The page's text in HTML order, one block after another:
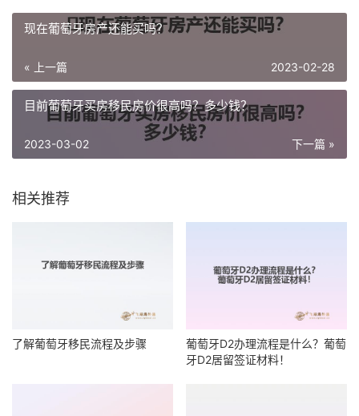
​现在葡萄牙房产还能买吗？
« 上一篇 2023-02-28
目前葡萄牙买房移民房价很高吗？多少钱？
下一篇 »
2023-03-02
相关推荐
了解葡萄牙移民流程及步骤
葡萄牙D2办理流程是什么？葡萄
牙D2居留签证材料！